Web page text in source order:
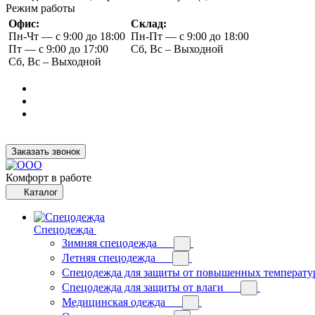
Режим работы
Офис:
Пн-Чт — с 9:00 до 18:00
Пт — с 9:00 до 17:00
Сб, Вс – Выходной
Склад:
Пн-Пт — с 9:00 до 18:00
Сб, Вс – Выходной
Заказать звонок
Комфорт в работе
Каталог
Спецодежда
Зимняя спецодежда
Летняя спецодежда
Спецодежда для защиты от повышенных
Спецодежда для защиты от влаги
Медицинская одежда